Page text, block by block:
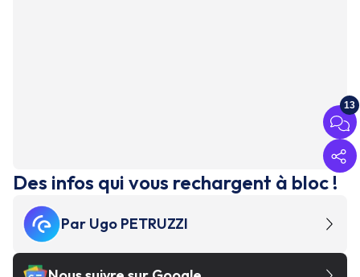
13
Des infos qui vous rechargent à bloc !
Par Ugo PETRUZZI